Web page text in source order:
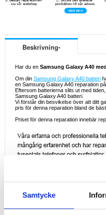
Samtycke
Beskrivning-
Har du en Samsung Galaxy A40
Om din Samsung Galaxy A40 batteri
en Samsung Galaxy A40 reparation
Eftersom batterierna slits ut med
Samsung Galaxy A40 batteri.
Vi förstår din besvikelse över att ditt
pris för denna reparation bland de
Priset för denna reparation innebär